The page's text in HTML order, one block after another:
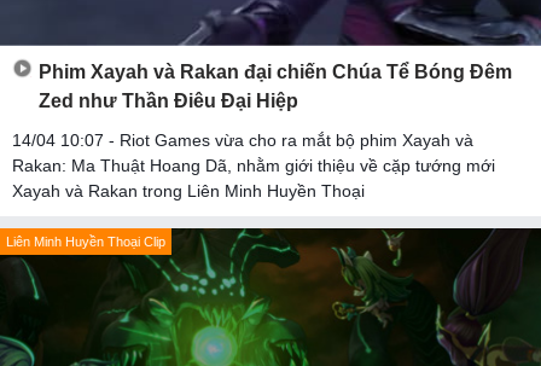
Phim Xayah và Rakan đại chiến Chúa Tể Bóng Đêm
Zed như Thần Điêu Đại Hiệp
14/04 10:07 - Riot Games vừa cho ra mắt bộ phim Xayah và
Rakan: Ma Thuật Hoang Dã, nhằm giới thiệu về cặp tướng mới
Xayah và Rakan trong Liên Minh Huyền Thoại
Liên Minh Huyền Thoại Clip